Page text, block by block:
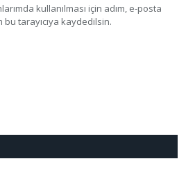
kullanılması için adım, e-posta
tarayıcıya kaydedilsin.